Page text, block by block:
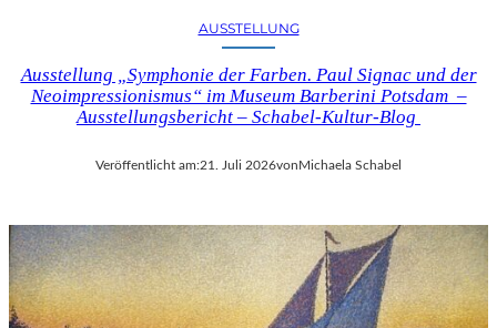
AUSSTELLUNG
Ausstellung „Symphonie der Farben. Paul Signac und der
Neoimpressionismus“ im Museum Barberini Potsdam –
Ausstellungsbericht – Schabel-Kultur-Blog
Veröffentlicht am:21. Juli 2026von Michaela Schabel